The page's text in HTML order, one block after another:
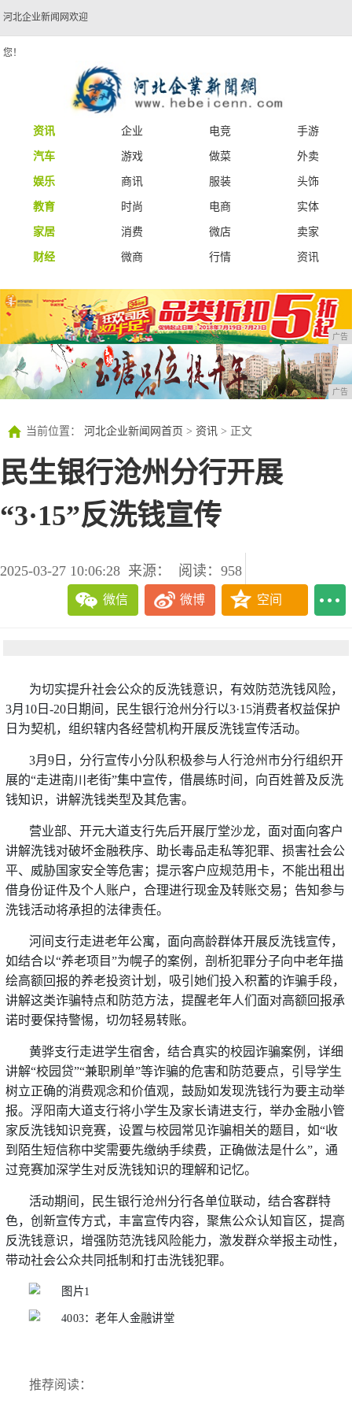
河北企业新闻网欢迎
您！
资讯 企业 电竞
手游
汽车
游戏 做菜
外卖
娱乐
商讯 服装
头饰
教育
时尚 电商
实体
家居
消费 微店
卖家
财经
微商 行情 资讯
广告
广告
当前位置： 河北企业新闻网首页 > 资讯 > 正文
民生银行沧州分行开展
“3·15”反洗钱宣传
2025-03-27 10:06:28 来源： 阅读：958
微信 微博 空间
为切实提升社会公众的反洗钱意识，有效防范洗钱风险，
3月10日-20日期间，民生银行沧州分行以3·15消费者权益保护
日为契机，组织辖内各经营机构开展反洗钱宣传活动。
3月9日，分行宣传小分队积极参与人行沧州市分行组织开
展的“走进南川老街”集中宣传，借晨练时间，向百姓普及反洗
钱知识，讲解洗钱类型及其危害。
营业部、开元大道支行先后开展厅堂沙龙，面对面向客户
讲解洗钱对破坏金融秩序、助长毒品走私等犯罪、损害社会公
平、威胁国家安全等危害；提示客户应规范用卡，不能出租出
借身份证件及个人账户，合理进行现金及转账交易；告知参与
洗钱活动将承担的法律责任。
河间支行走进老年公寓，面向高龄群体开展反洗钱宣传，
如结合以“养老项目”为幌子的案例，剖析犯罪分子向中老年描
绘高额回报的养老投资计划，吸引她们投入积蓄的诈骗手段，
讲解这类诈骗特点和防范方法，提醒老年人们面对高额回报承
诺时要保持警惕，切勿轻易转账。
黄骅支行走进学生宿舍，结合真实的校园诈骗案例，详细
讲解“校园贷”“兼职刷单”等诈骗的危害和防范要点，引导学生
树立正确的消费观念和价值观，鼓励如发现洗钱行为要主动举
报。浮阳南大道支行将小学生及家长请进支行，举办金融小管
家反洗钱知识竞赛，设置与校园常见诈骗相关的题目，如“收
到陌生短信称中奖需要先缴纳手续费，正确做法是什么”，通
过竞赛加深学生对反洗钱知识的理解和记忆。
活动期间，民生银行沧州分行各单位联动，结合客群特
色，创新宣传方式，丰富宣传内容，聚焦公众认知盲区，提高
反洗钱意识，增强防范洗钱风险能力，激发群众举报主动性，
带动社会公众共同抵制和打击洗钱犯罪。
推荐阅读：